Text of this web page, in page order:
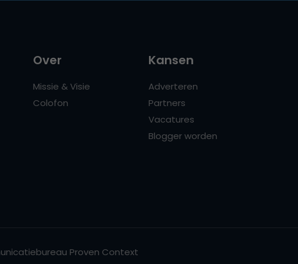
Over
Missie & Visie
Colofon
Kansen
Adverteren
Partners
Vacatures
Blogger worden
Proven Context